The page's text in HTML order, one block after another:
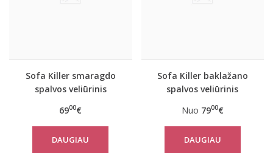
Sofa Killer smaragdo
spalvos veliūrinis
6900€
DAUGIAU
Sofa Killer baklažano
spalvos veliūrinis
Nuo 7900€
DAUGIAU